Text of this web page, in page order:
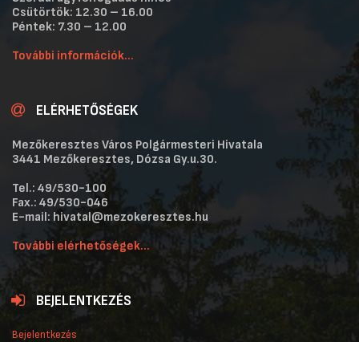
Csütörtök: 12.30 – 16.00
Péntek: 7.30 – 12.00
További információk...
ELÉRHETŐSÉGEK
Mezőkeresztes Város Polgármesteri Hivatala
3441 Mezőkeresztes, Dózsa Gy.u.30.
Tel.: 49/530-100
Fax.: 49/530-046
E-mail: hivatal@mezokeresztes.hu
További elérhetőségek...
BEJELENTKEZÉS
Bejelentkezés